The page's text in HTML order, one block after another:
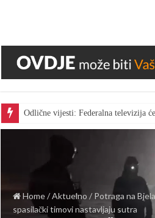
Odlične vijesti: Federalna televizija
Home/Aktuelno / Potraga na
spasilački timovi nastavljaju sutra